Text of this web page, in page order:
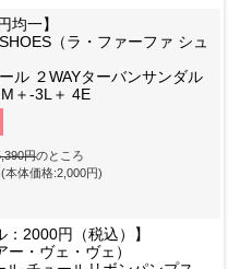
均一】
（ラ・ファーファ シュ
ル ２WAYターバンサンダル
＋-3L＋ 4E
円のところ
(本体価格:2,000円)
：2000円（税込）】
ー・ヴェ・ヴェ）